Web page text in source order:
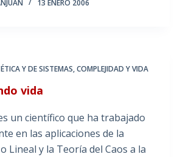
13 ENERO 2006
Y DE SISTEMAS,COMPLEJIDAD Y VIDA
vida
un científico que ha trabajado
en las aplicaciones de la
Lineal y la Teoría del Caos a la